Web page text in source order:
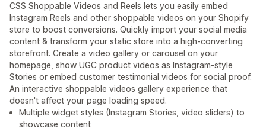
CSS Shoppable Videos and Reels lets you easily embed
Instagram Reels and other shoppable videos on your Shopify
store to boost conversions. Quickly import your social media
content & transform your static store into a high-converting
storefront. Create a video gallery or carousel on your
homepage, show UGC product videos as Instagram-style
Stories or embed customer testimonial videos for social proof.
An interactive shoppable videos gallery experience that
doesn't affect your page loading speed.
Multiple widget styles (Instagram Stories, video sliders) to
showcase content